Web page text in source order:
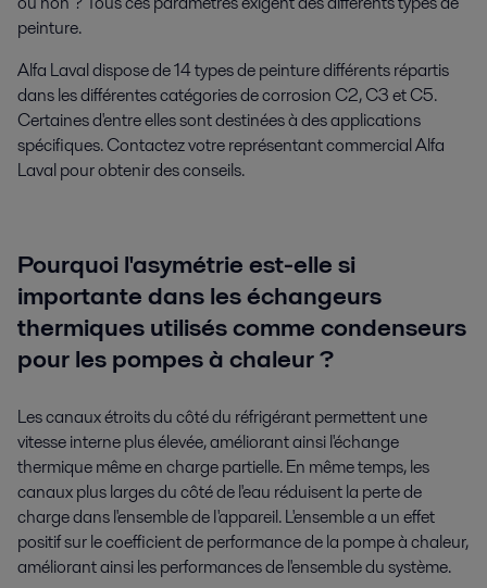
peinture.
Alfa Laval dispose de 14 types de peinture différents répartis
dans les différentes catégories de corrosion C2, C3 et C5.
Certaines d'entre elles sont destinées à des applications
spécifiques. Contactez votre représentant commercial Alfa
Laval pour obtenir des conseils.
Pourquoi l'asymétrie est-elle si
importante dans les échangeurs
thermiques utilisés comme condenseurs
pour les pompes à chaleur ?
Les canaux étroits du côté du réfrigérant permettent une
vitesse interne plus élevée, améliorant ainsi l'échange
thermique même en charge partielle. En même temps, les
canaux plus larges du côté de l'eau réduisent la perte de
charge dans l'ensemble de I'appareil. L'ensemble a un effet
positif sur le coefficient de performance de la pompe à chaleur,
améliorant ainsi les performances de l'ensemble du système.